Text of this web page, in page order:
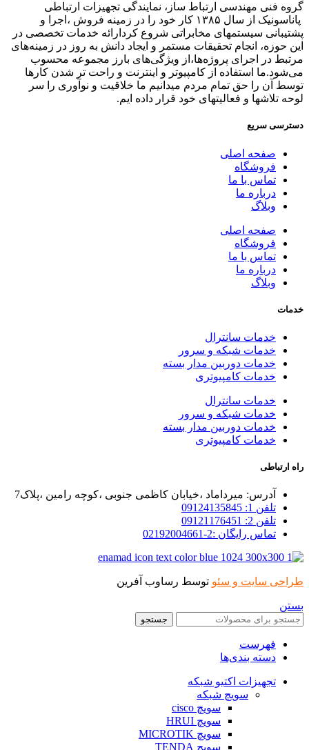
گروه فنی مهندسی ارتباط ساز، نمایندگی تجهیزات ارتباطی
پاناسونیک از سال ۱۳۸۵ کار خود را در زمینه فروش ،اجرا و
پشتیبانی سیستمهای مخابراتی شروع کردارائه خدمات تخصصی در
این حوزه، انجام تحقیقات مستمر و ایجاد دانش به‌ روز در زمینه‌های
مرتبط در اجرای پروژه‌ها،از ویژگی‌های بارز مجموعه محسوب
می‌شود.ما استفاده از کامپیوتر و اینترنت و راحت تر شدن کارها
توسط آن را حق تمام مردم میدانیم ما خلاقیت و نوآوری را سر
لوحه تلاشها و فعالیتهای خود قرار داده ایم.
دسترسی سریع
صفحه اصلی
فروشگاه
تماس با ما
درباره ما
وبلاگ
صفحه اصلی
فروشگاه
تماس با ما
درباره ما
وبلاگ
خدمات
خدمات سانترال
خدمات شبکه و سرور
خدمات دوربین مدار بسته
خدمات کامپیوتری
خدمات سانترال
خدمات شبکه و سرور
خدمات دوربین مدار بسته
خدمات کامپیوتری
راه ارتباطی
آدرس: میرداماد ،خیابان کاظمی جنوبی ،کوچه رامین ،پلاک7
تلفن 1: 09124135845
تلفن 2: 09121176451
تماس رایگان :2-02192004661
طراحی سایت و سئو توسط رساوب آفرین
بستن
جستجو
فهرست
دسته بندی‌ها
تجهیزات اکتیو شبکه
سویچ شبکه
سویچ cisco
سویچ HRUI
سویچ MICROTIK
سویچ TENDA